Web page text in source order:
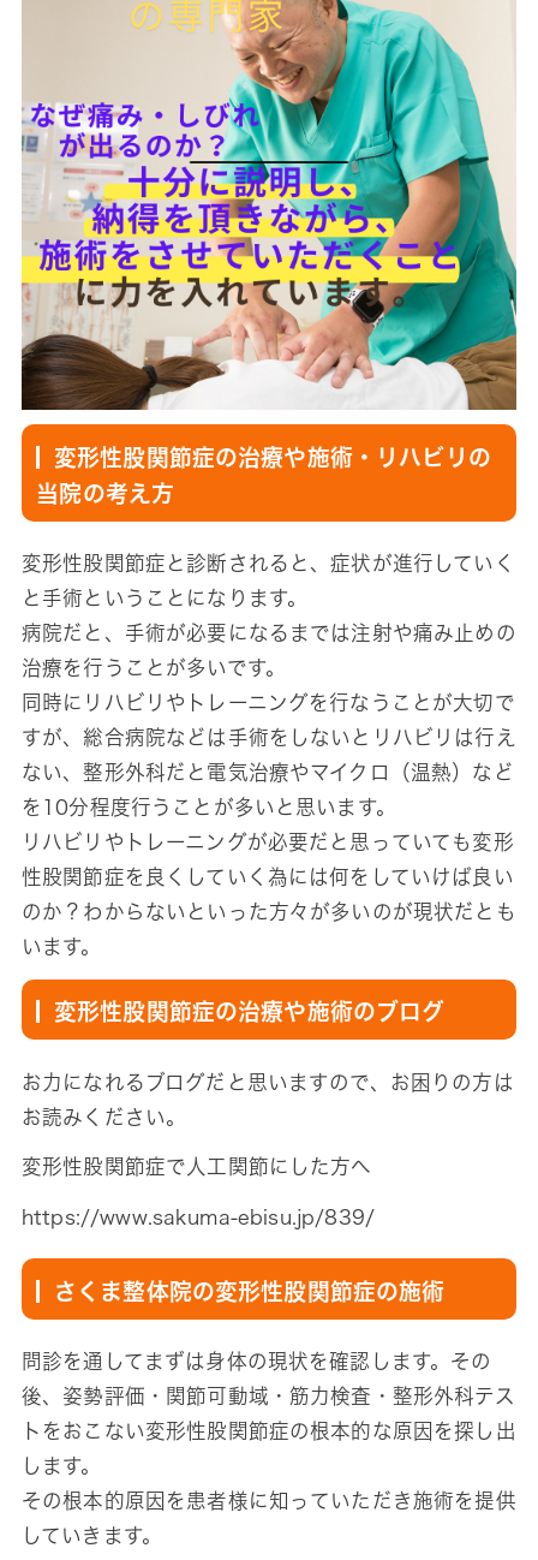
変形性股関節症の治療や施術・リハビリの
当院の考え方
変形性股関節症と診断されると、症状が進行していく
と手術ということになります。
病院だと、手術が必要になるまでは注射や痛み止めの
治療を行うことが多いです。
同時にリハビリやトレーニングを行なうことが大切で
すが、総合病院などは手術をしないとリハビリは行え
ない、整形外科だと電気治療やマイクロ（温熱）など
を10分程度行うことが多いと思います。
リハビリやトレーニングが必要だと思っていても変形
性股関節症を良くしていく為には何をしていけば良い
のか？わからないといった方々が多いのが現状だとも
います。
変形性股関節症の治療や施術のブログ
お力になれるブログだと思いますので、お困りの方は
お読みください。
変形性股関節症で人工関節にした方へ
https://www.sakuma-ebisu.jp/839/
さくま整体院の変形性股関節症の施術
問診を通してまずは身体の現状を確認します。その
後、姿勢評価・関節可動域・筋力検査・整形外科テス
トをおこない変形性股関節症の根本的な原因を探し出
します。
その根本的原因を患者様に知っていただき施術を提供
していきます。